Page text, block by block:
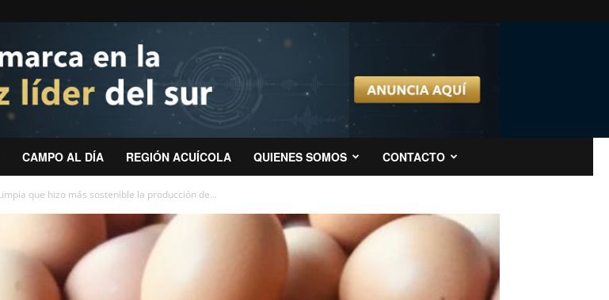
CAMPO AL DÍA REGIÓN ACUÍCOLA QUIENES SOMOS CONTACTO
que hizo más sostenible la producción de...